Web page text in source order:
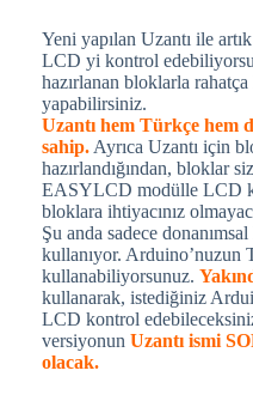
Yeni yapılan Uzantı ile
LCD yi kontrol
hazırlanan bloklarla
yapabilirsiniz.
Uzantı hem Türkçe hem
sahip. Ayrıca Uzantı için
hazırlandığından, bloklar
EASYLCD modülle LCD
bloklara ihtiyacınız
Şu anda sadece
kullanıyor. Arduino’nuzun
kullanabiliyorsunuz.
kullanarak, istediğiniz
LCD kontrol
versiyonun Uzantı ismi
olacak.